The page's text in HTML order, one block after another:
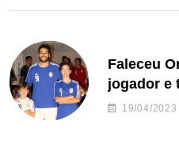
Faleceu
jogador e
de19/04/2023